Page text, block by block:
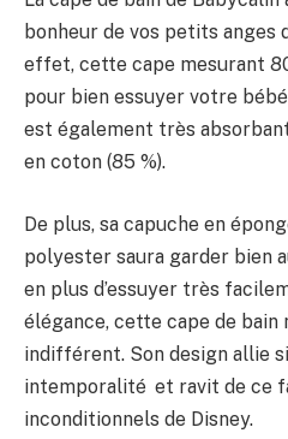
bonheur de vos petits anges
effet, cette cape mesurant
pour bien essuyer votre
est également très
en coton (85 %).
De plus, sa capuche en
polyester saura garder bien
en plus d’essuyer très
élégance, cette cape de bain
indifférent. Son design allie
intemporalité et ravit de ce
inconditionnels de Disney.